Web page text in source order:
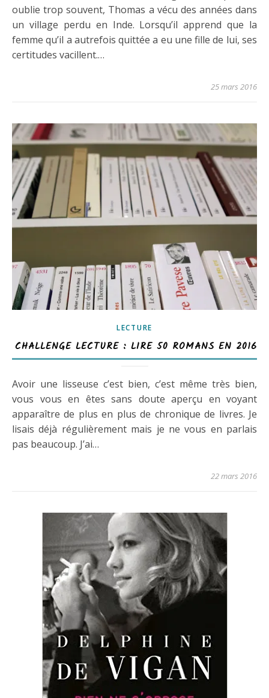
oublie trop souvent, Thomas a vécu des années dans
un village perdu en Inde. Lorsqu’il apprend que la
femme qu’il a autrefois quittée a eu une fille de lui, ses
certitudes vacillent.…
25 mars 2016
LECTURE
CHALLENGE LECTURE : LIRE 50 ROMANS EN 2016
Avoir une lisseuse c’est bien, c’est même très bien,
vous vous en êtes sans doute aperçu en voyant
apparaître de plus en plus de chronique de livres. Je
lisais déjà régulièrement mais je ne vous en parlais
pas beaucoup. J’ai…
22 mars 2016